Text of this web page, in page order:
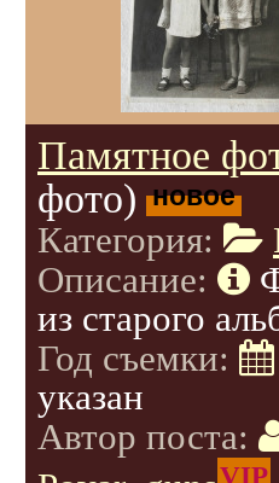
Памятное
фото) новое
Категория:
Описание:
из старого
Год съемки:
указан
Автор поста:
VIP